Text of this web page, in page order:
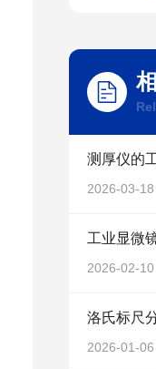
测厚仪的
2026-03-18
工业显微
2026-02-10
洛氏标尺
2026-01-06